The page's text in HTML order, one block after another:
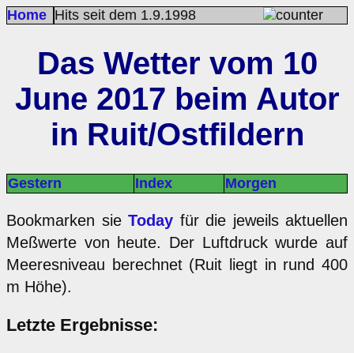
Home Hits seit dem 1.9.1998
Das Wetter vom 10
June 2017 beim Autor
in Ruit/Ostfildern
Gestern Index Morgen
Bookmarken sie Today für die jeweils aktuellen
Meßwerte von heute. Der Luftdruck wurde auf
Meeresniveau berechnet (Ruit liegt in rund 400
m Höhe).
Letzte Ergebnisse: